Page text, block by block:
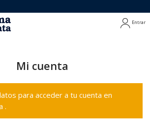
Entrar
Mi cuenta
para acceder a tu cuenta en
.